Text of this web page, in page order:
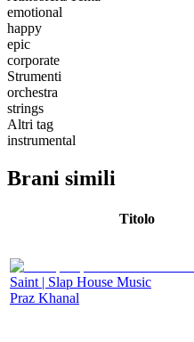
emotional
happy
epic
corporate
Strumenti
orchestra
strings
Altri tag
instrumental
Brani simili
Titolo
Saint | Slap House Music
Praz Khanal